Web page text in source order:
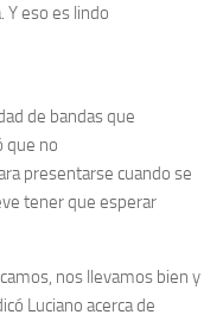
Y eso es lindo
de bandas que
que no
presentarse cuando se
tener que esperar
nos llevamos bien y
Luciano acerca de